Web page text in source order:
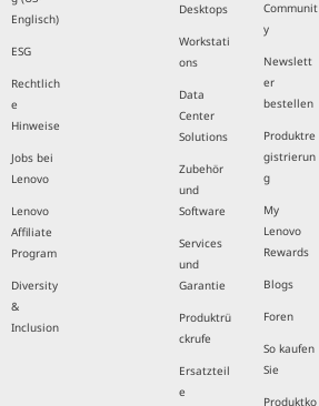
Englisch)
ESG
Rechtlich
e
Hinweise
Jobs bei
Lenovo
Lenovo
Affiliate
Program
Diversity
&
Inclusion
Desktops
Workstati
ons
Data
Center
Solutions
Zubehör
und
Software
Services
und
Garantie
Produktrü
ckrufe
Ersatzteil
e
Communit
y
Newslett
er
bestellen
Produktre
gistrierun
g
My
Lenovo
Rewards
Blogs
Foren
So kaufen
Sie
Produktko